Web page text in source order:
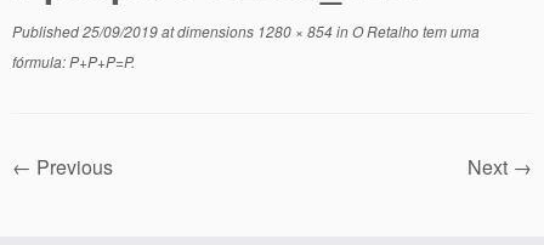
Published25/09/2019at dimensions 1280 × 854inO Retalho tem uma
fórmula: P+P+P=P.
← Previous Next →